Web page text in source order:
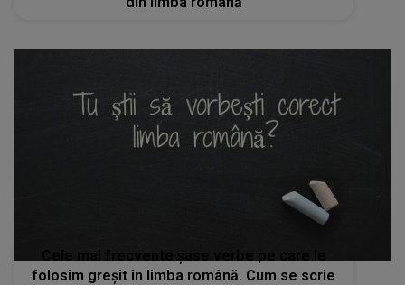
Cele mai frecvente şase verbe pe care le
folosim greșit în limba română. Cum se scrie